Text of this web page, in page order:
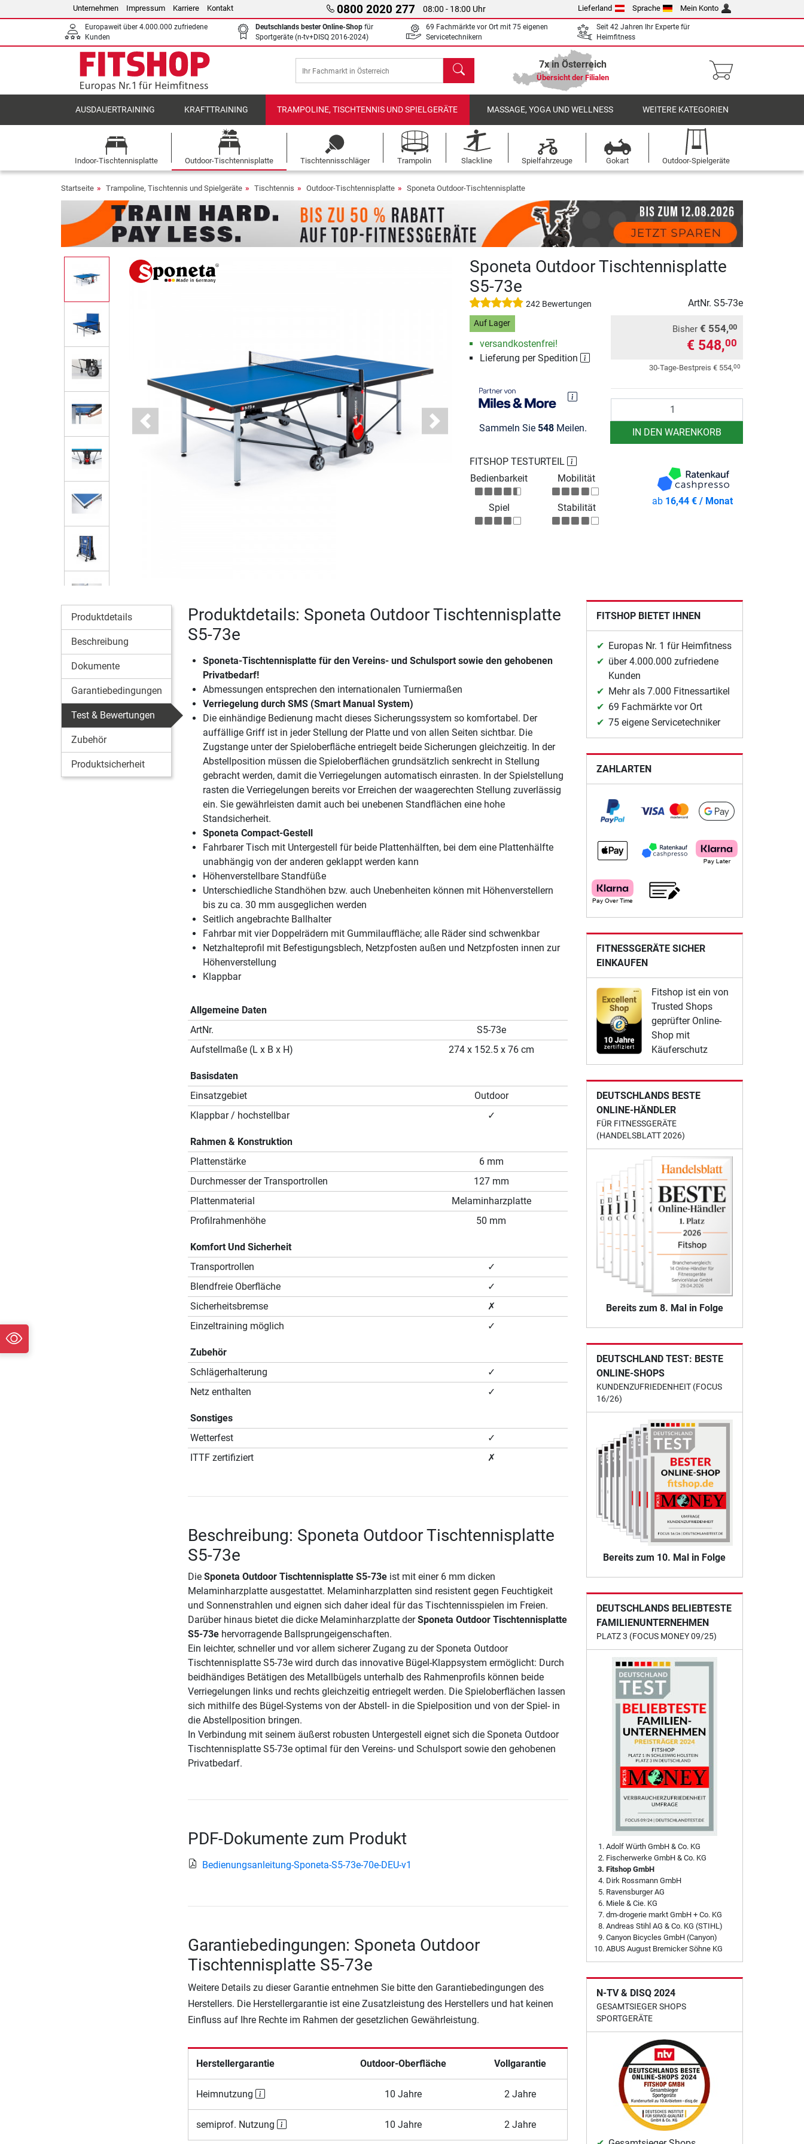
Unternehmen Impressum Karriere Kontakt 0800 2020 277 08:00 - 18:00 Uhr Lieferland Sprache Mein Konto
Europaweit über 4.000.000 zufriedene
Kunden
Deutschlands bester Online-Shop für
Sportgeräte (n-tv+DISQ 2016-2024)
69 Fachmärkte vor Ort mit 75 eigenen
Servicetechnikern
Seit 42 Jahren Ihr Experte für
Heimfitness
Suchen 7x in Österreich
Übersicht der Filialen
AUSDAUERTRAINING KRAFTTRAINING TRAMPOLINE, TISCHTENNIS UND SPIELGERÄTE MASSAGE, YOGA UND WELLNESS WEITERE KATEGORIEN
Indoor-Tischtennisplatte Outdoor-Tischtennisplatte Tischtennisschläger Trampolin Slackline Spielfahrzeuge Gokart Outdoor-Spielgeräte
Startseite Trampoline, Tischtennis und Spielgeräte Tischtennis Outdoor-Tischtennisplatte Sponeta Outdoor-Tischtennisplatte
Previous Next
Sponeta Outdoor Tischtennisplatte
S5-73e
242 Bewertungen ArtNr. S5-73e
Auf Lager
versandkostenfrei!
Lieferung per Spedition
Sammeln Sie 548Meilen.
Bisher € 554,00
€ 548,00
30-Tage-Bestpreis € 554,00
IN DEN WARENKORB
FITSHOP TESTURTEIL
Bedienbarkeit
Mobilität
Spiel Stabilität
ab 16,44 € / Monat
Produktdetails
Beschreibung
Dokumente
Garantiebedingungen
Test & Bewertungen
Zubehör
Produktsicherheit
Produktdetails: Sponeta Outdoor Tischtennisplatte
S5-73e
Sponeta-Tischtennisplatte für den Vereins- und Schulsport sowie den gehobenen
Privatbedarf!
Abmessungen entsprechen den internationalen Turniermaßen
Verriegelung durch SMS (Smart Manual System)
Die einhändige Bedienung macht dieses Sicherungssystem so komfortabel. Der
auffällige Griff ist in jeder Stellung der Platte und von allen Seiten sichtbar. Die
Zugstange unter der Spieloberfläche entriegelt beide Sicherungen gleichzeitig. In der
Abstellposition müssen die Spieloberflächen grundsätzlich senkrecht in Stellung
gebracht werden, damit die Verriegelungen automatisch einrasten. In der Spielstellung
rasten die Verriegelungen bereits vor Erreichen der waagerechten Stellung zuverlässig
ein. Sie gewährleisten damit auch bei unebenen Standflächen eine hohe
Standsicherheit.
Sponeta Compact-Gestell
Fahrbarer Tisch mit Untergestell für beide Plattenhälften, bei dem eine Plattenhälfte
unabhängig von der anderen geklappt werden kann
Höhenverstellbare Standfüße
Unterschiedliche Standhöhen bzw. auch Unebenheiten können mit Höhenverstellern
bis zu ca. 30 mm ausgeglichen werden
Seitlich angebrachte Ballhalter
Fahrbar mit vier Doppelrädern mit Gummilauffläche; alle Räder sind schwenkbar
Netzhalteprofil mit Befestigungsblech, Netzpfosten außen und Netzpfosten innen zur
Höhenverstellung
Klappbar
Allgemeine Daten
ArtNr.
S5-73e
Aufstellmaße (L x B x H)
274 x 152.5 x 76 cm
Basisdaten
Einsatzgebiet
Outdoor
Klappbar / hochstellbar
✓
Rahmen & Konstruktion
Plattenstärke
6 mm
Durchmesser der Transportrollen
127 mm
Plattenmaterial
Melaminharzplatte
Profilrahmenhöhe
50 mm
Komfort Und Sicherheit
Transportrollen
✓
Blendfreie Oberfläche
✓
Sicherheitsbremse
✗
Einzeltraining möglich
✓
Zubehör
Schlägerhalterung
✓
Netz enthalten
✓
Sonstiges
Wetterfest
✓
ITTF zertifiziert
✗
Beschreibung: Sponeta Outdoor Tischtennisplatte
S5-73e
Die Sponeta Outdoor Tischtennisplatte S5-73eist mit einer 6 mm dicken
Melaminharzplatte ausgestattet. Melaminharzplatten sind resistent gegen Feuchtigkeit
und Sonnenstrahlen und eignen sich daher ideal für das Tischtennisspielen im Freien.
Darüber hinaus bietet die dicke Melaminharzplatte derSponeta Outdoor Tischtennisplatte
S5-73ehervorragende Ballsprungeigenschaften.
Ein leichter, schneller und vor allem sicherer Zugang zu der Sponeta Outdoor
Tischtennisplatte S5-73e wird durch das innovative Bügel-Klappsystem ermöglicht: Durch
beidhändiges Betätigen des Metallbügels unterhalb des Rahmenprofils können beide
Verriegelungen links und rechts gleichzeitig entriegelt werden. Die Spieloberflächen lassen
sich mithilfe des Bügel-Systems von der Abstell- in die Spielposition und von der Spiel- in
die Abstellposition bringen.
In Verbindung mit seinem äußerst robusten Untergestell eignet sich die Sponeta Outdoor
Tischtennisplatte S5-73e optimal für den Vereins- und Schulsport sowie den gehobenen
Privatbedarf.
PDF-Dokumente zum Produkt
Bedienungsanleitung-Sponeta-S5-73e-70e-DEU-v1
Garantiebedingungen: Sponeta Outdoor
Tischtennisplatte S5-73e
Weitere Details zu dieser Garantie entnehmen Sie bitte den Garantiebedingungen des
Herstellers. Die Herstellergarantie ist eine Zusatzleistung des Herstellers und hat keinen
Einfluss auf Ihre Rechte im Rahmen der gesetzlichen Gewährleistung.
Herstellergarantie Outdoor-Oberfläche Vollgarantie
Heimnutzung 10 Jahre 2 Jahre
semiprof. Nutzung 10 Jahre 2 Jahre
FITSHOP BIETET IHNEN
Europas Nr. 1 für Heimfitness
über 4.000.000 zufriedene
Kunden
Mehr als 7.000 Fitnessartikel
69 Fachmärkte vor Ort
75 eigene Servicetechniker
ZAHLARTEN
FITNESSGERÄTE SICHER
EINKAUFEN
Fitshop ist ein von
Trusted Shops
geprüfter Online-
Shop mit
Käuferschutz
DEUTSCHLANDS BESTE
ONLINE-HÄNDLER
FÜR FITNESSGERÄTE
(HANDELSBLATT 2026)
Bereits zum 8. Mal in Folge
DEUTSCHLAND TEST: BESTE
ONLINE-SHOPS
KUNDENZUFRIEDENHEIT (FOCUS
16/26)
Bereits zum 10. Mal in Folge
DEUTSCHLANDS BELIEBTESTE
FAMILIENUNTERNEHMEN
PLATZ 3 (FOCUS MONEY 09/25)
Adolf Würth GmbH & Co. KG
Fischerwerke GmbH & Co. KG
Fitshop GmbH
Dirk Rossmann GmbH
Ravensburger AG
Miele & Cie. KG
dm-drogerie markt GmbH + Co. KG
Andreas Stihl AG & Co. KG (STIHL)
Canyon Bicycles GmbH (Canyon)
ABUS August Bremicker Söhne KG
N-TV & DISQ 2024
GESAMTSIEGER SHOPS
SPORTGERÄTE